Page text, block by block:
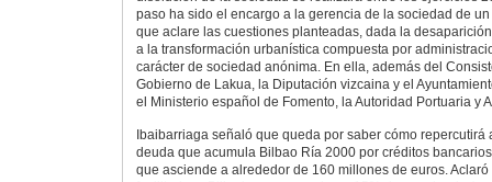
paso ha sido el encargo a la gerencia de la sociedad de
que aclare las cuestiones planteadas, dada la
a la transformación urbanística compuesta por
carácter de sociedad anónima. En ella, además del
Gobierno de Lakua, la Diputación vizcaina y el
el Ministerio español de Fomento, la Autoridad Portuaria y
Ibaibarriaga señaló que queda por saber cómo repercutirá
deuda que acumula Bilbao Ría 2000 por créditos
que asciende a alrededor de 160 millones de euros.